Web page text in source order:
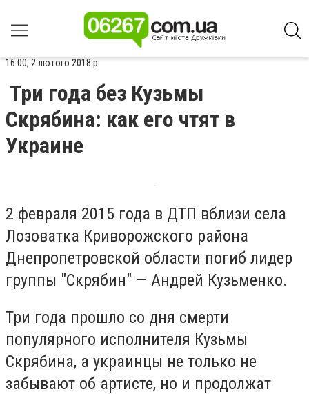
16:00, 2 лютого 2018 р.
Три года без Кузьмы
Скрябина: как его чтят в
Украине
2 февраля 2015 года в ДТП вблизи села
Лозоватка Криворожского района
Днепропетровской области погиб лидер
группы "Скрябин" — Андрей Кузьменко.
Три года прошло со дня смерти
популярного исполнителя Кузьмы
Скрябина, а украинцы не только не
забывают об артисте, но и продолжат